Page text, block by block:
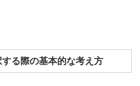
る際の基本的な考え方